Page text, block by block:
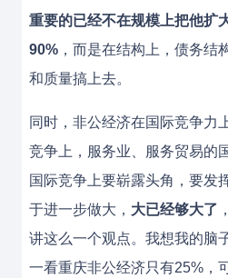
重要的已经不在规模上把他扩
90% ，而是在结构上，债务结
和质量搞上去。
同时，非公经济在国际竞争力
竞争上，服务业、服务贸易的
国际竞争上要崭露头角，要发
于进一步做大， 大已经够大了
讲这么一个观点。我想我的脑
一看重庆非公经济只有25%，